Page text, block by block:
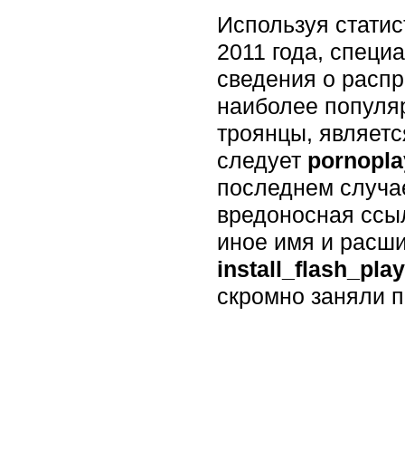
Используя
2011 года,
сведения о
наиболее
троянцы,
следует
последнем
вредоносная
иное имя и
скромно заняли